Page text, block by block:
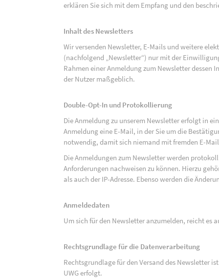
erklären Sie sich mit dem Empfang und den
Inhalt des Newsletters
Wir versenden Newsletter, E-Mails und weitere
(nachfolgend „Newsletter“) nur mit der
Rahmen einer Anmeldung zum Newsletter
der Nutzer maßgeblich.
Double-Opt-In und Protokollierung
Die Anmeldung zu unserem Newsletter erfolgt in
Anmeldung eine E-Mail, in der Sie um die
notwendig, damit sich niemand mit fremden E-
Die Anmeldungen zum Newsletter werden
Anforderungen nachweisen zu können. Hierzu
als auch der IP-Adresse. Ebenso werden die
Anmeldedaten
Um sich für den Newsletter anzumelden, reicht es
Rechtsgrundlage für die Datenverarbeitung
Rechtsgrundlage für den Versand des Newsletter ist
UWG erfolgt.